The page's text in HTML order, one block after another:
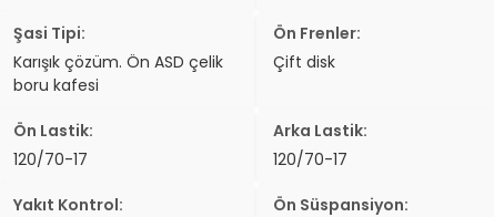
Şasi Tipi:
Karışık çözüm. Ön ASD çelik
boru kafesi
Ön Frenler:
Çift disk
Ön Lastik:
120/70-17
Arka Lastik:
120/70-17
Yakıt Kontrol:
Ön Süspansiyon: